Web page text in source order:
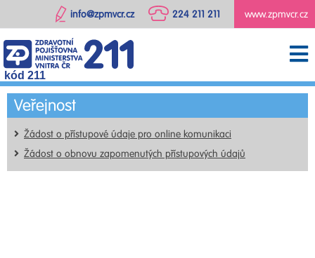
www.zpmvcr.cz
224 211 211
info@zpmvcr.cz
kód 211
Veřejnost
Žádost o přístupové údaje pro online komunikaci
Žádost o obnovu zapomenutých přístupových údajů